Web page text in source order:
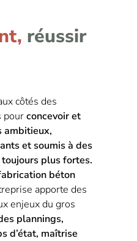
réussir
côtés des
pourconcevoir et
ambitieux,
et soumis à des
plus fortes.
béton
apporte des
enjeux du gros
plannings,
d’état, maîtrise